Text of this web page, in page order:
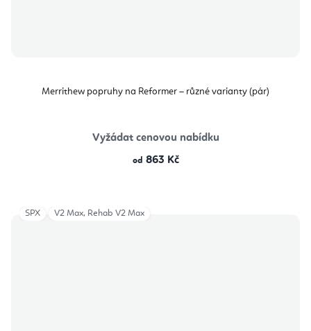
Merrithew popruhy na Reformer – různé varianty (pár)
Vyžádat cenovou nabídku
od 863 Kč
SPX V2 Max, Rehab V2 Max